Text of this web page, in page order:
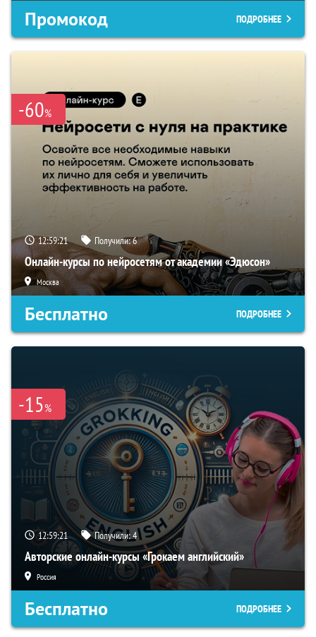
Промокод ПОДРОБНЕЕ
-60%
12:59:20 Получили:6
Онлайн-курсы по нейросетям от академии «Эдюсон»
Москва
Бесплатно ПОДРОБНЕЕ
-15%
12:59:20 Получили:4
Авторские онлайн-курсы «Грокаем английский»
Россия
Бесплатно ПОДРОБНЕЕ